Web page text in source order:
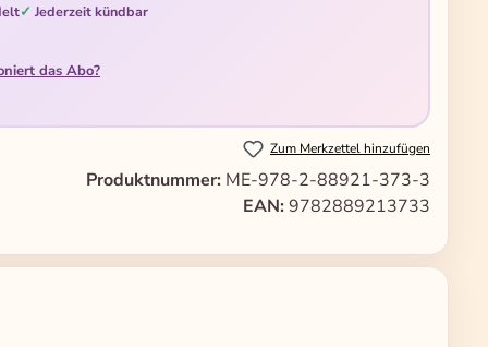
Jederzeit kündbar
das Abo?
Zum Merkzettel hinzufügen
Produktnummer: ME-978-2-88921-373-3
EAN: 9782889213733